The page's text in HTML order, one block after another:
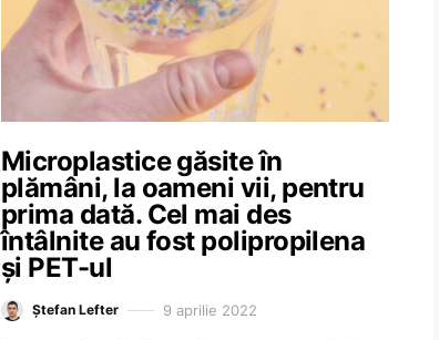
Microplastice găsite în
plămâni, la oameni vii, pentru
prima dată. Cel mai des
întâlnite au fost polipropilena
și PET-ul
Ștefan Lefter 9 aprilie 2022